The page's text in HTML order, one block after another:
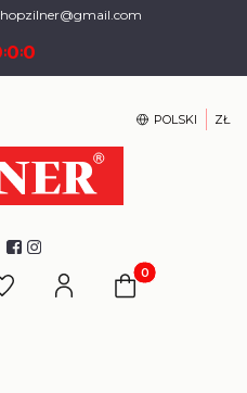
:0:0
POLSKI ZŁ
Produkty w